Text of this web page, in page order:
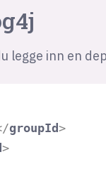
legge inn en
groupId>
>